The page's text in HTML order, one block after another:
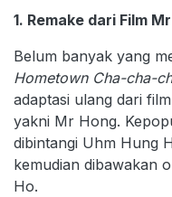
1. Remake dari Film
Belum banyak yang
Hometown Cha-cha-
adaptasi ulang dari
yakni Mr Hong.
dibintangi Uhm Hung
kemudian dibawakan
Ho.